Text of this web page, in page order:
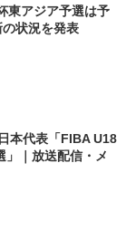
東アジア予選は予
状況を発表
本代表「FIBA U18
」｜放送配信・メ